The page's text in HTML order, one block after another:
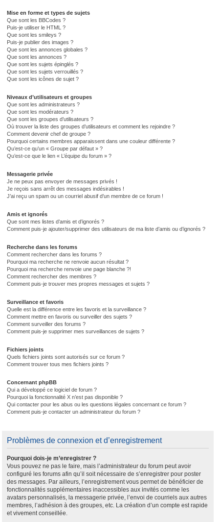
Mise en forme et types de sujets
Que sont les BBCodes ?
Puis-je utiliser le HTML ?
Que sont les smileys ?
Puis-je publier des images ?
Que sont les annonces globales ?
Que sont les annonces ?
Que sont les sujets épinglés ?
Que sont les sujets verrouillés ?
Que sont les icônes de sujet ?
Niveaux d’utilisateurs et groupes
Que sont les administrateurs ?
Que sont les modérateurs ?
Que sont les groupes d’utilisateurs ?
Où trouver la liste des groupes d’utilisateurs et comment les rejoindre ?
Comment devenir chef de groupe ?
Pourquoi certains membres apparaissent dans une couleur différente ?
Qu’est-ce qu’un « Groupe par défaut » ?
Qu’est-ce que le lien « L’équipe du forum » ?
Messagerie privée
Je ne peux pas envoyer de messages privés !
Je reçois sans arrêt des messages indésirables !
J’ai reçu un spam ou un courriel abusif d’un membre de ce forum !
Amis et ignorés
Que sont mes listes d’amis et d’ignorés ?
Comment puis-je ajouter/supprimer des utilisateurs de ma liste d’amis ou d’ignorés ?
Recherche dans les forums
Comment rechercher dans les forums ?
Pourquoi ma recherche ne renvoie aucun résultat ?
Pourquoi ma recherche renvoie une page blanche ?!
Comment rechercher des membres ?
Comment puis-je trouver mes propres messages et sujets ?
Surveillance et favoris
Quelle est la différence entre les favoris et la surveillance ?
Comment mettre en favoris ou surveiller des sujets ?
Comment surveiller des forums ?
Comment puis-je supprimer mes surveillances de sujets ?
Fichiers joints
Quels fichiers joints sont autorisés sur ce forum ?
Comment trouver tous mes fichiers joints ?
Concernant phpBB
Qui a développé ce logiciel de forum ?
Pourquoi la fonctionnalité X n’est pas disponible ?
Qui contacter pour les abus ou les questions légales concernant ce forum ?
Comment puis-je contacter un administrateur du forum ?
Problèmes de connexion et d’enregistrement
Pourquoi dois-je m’enregistrer ?
Vous pouvez ne pas le faire, mais l’administrateur du forum peut avoir
configuré les forums afin qu’il soit nécessaire de s’enregistrer pour poster
des messages. Par ailleurs, l’enregistrement vous permet de bénéficier de
fonctionnalités supplémentaires inaccessibles aux invités comme les
avatars personnalisés, la messagerie privée, l’envoi de courriels aux autres
membres, l’adhésion à des groupes, etc. La création d’un compte est rapide
et vivement conseillée.